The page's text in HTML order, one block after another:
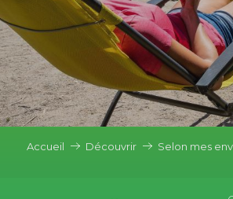
Accueil Découvrir Selon mes